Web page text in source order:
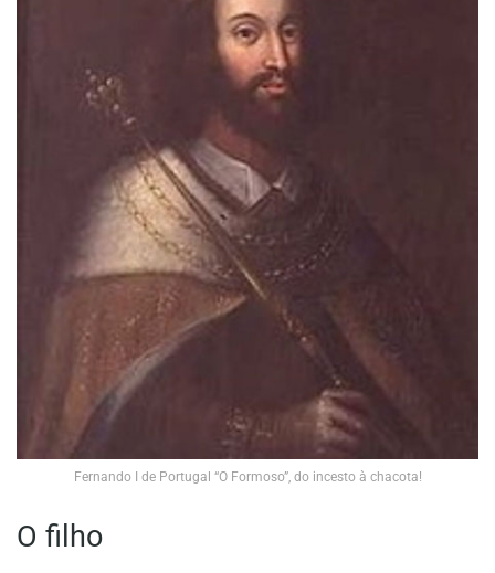
Fernando I de Portugal “O Formoso”, do incesto à chacota!
O filho